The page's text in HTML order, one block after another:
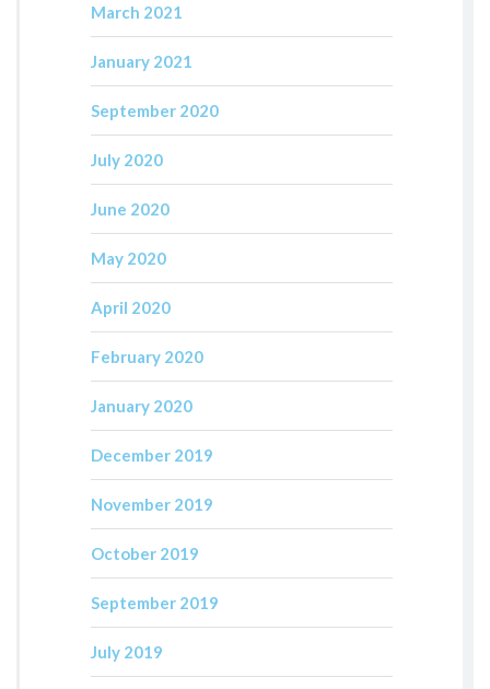
March 2021
January 2021
September 2020
July 2020
June 2020
May 2020
April 2020
February 2020
January 2020
December 2019
November 2019
October 2019
September 2019
July 2019